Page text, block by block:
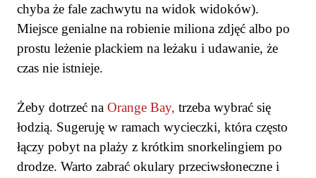
chyba że fale zachwytu na widok widoków).
Miejsce genialne na robienie miliona zdjęć albo po
prostu leżenie plackiem na leżaku i udawanie, że
czas nie istnieje.
Żeby dotrzeć na Orange Bay, trzeba wybrać się
łodzią. Sugeruję w ramach wycieczki, która często
łączy pobyt na plaży z krótkim snorkelingiem po
drodze. Warto zabrać okulary przeciwsłoneczne i